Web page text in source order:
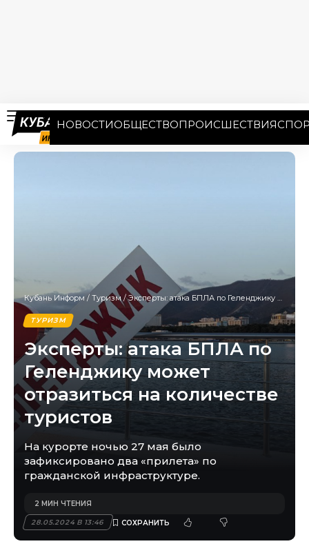
НОВОСТИОБЩЕСТВОПРОИСШЕСТВИЯ
Кубань Информ / Туризм/Эксперты: атака БПЛА по Геленджику может отразиться на количестве туристов
ТУРИЗМ
Эксперты: атака БПЛА по
Геленджику может
отразиться на количестве
туристов
На курорте ночью 27 мая было
зафиксировано два «прилета» по
гражданской инфраструктуре.
28.05.2024 В 13:46
2 МИН ЧТЕНИЯ